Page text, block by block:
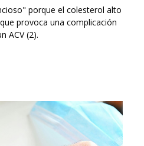
porque el colesterol alto
provoca una complicación
ACV (2).